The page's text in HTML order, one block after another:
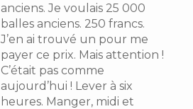
anciens. Je voulais 25 000
balles anciens. 250 francs.
J’en ai trouvé un pour me
payer ce prix. Mais attention !
C’était pas comme
aujourd’hui ! Lever à six
heures. Manger, midi et